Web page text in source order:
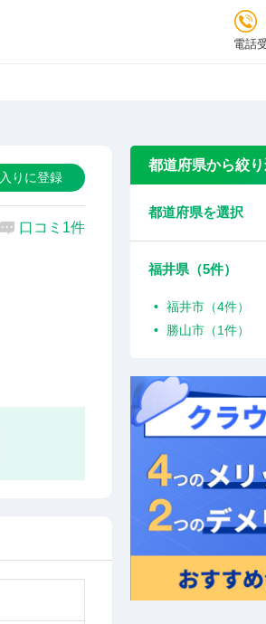
電話
りに登録
口コミ1件
都道府県から絞
都道府県を選択
福井県（5件）
福井市（4件）
勝山市（1件）